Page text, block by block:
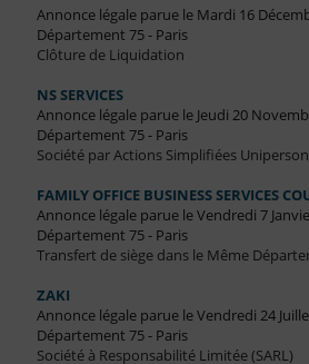
Annonce légale parue le Mardi 16
Département 75 - Paris
Clôture de Liquidation
NS SERVICES
Annonce légale parue le Jeudi 20
Département 75 - Paris
Société par Actions Simplifiées
FAMILY OFFICE BUSINESS SERVICES
Annonce légale parue le Vendredi 7
Département 75 - Paris
Transfert de siège dans le Même
ZAKI
Annonce légale parue le Vendredi 24
Département 75 - Paris
Société à Responsabilité Limitée (SARL)